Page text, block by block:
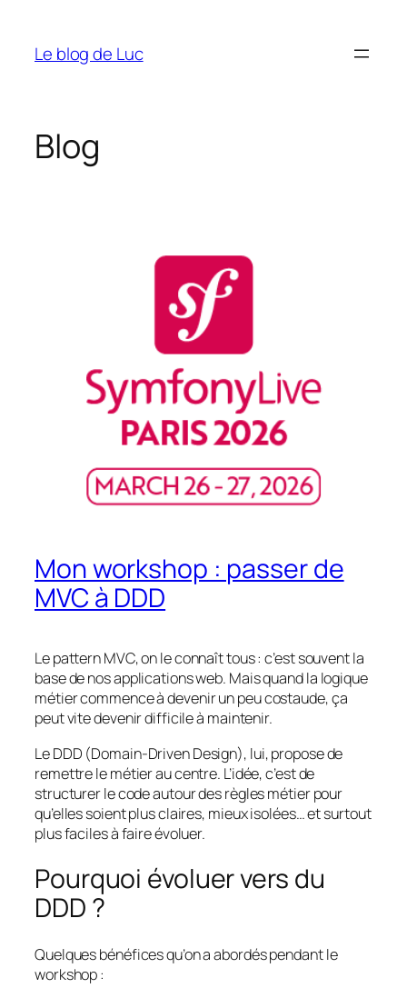
contenu
Le blog de Luc
Blog
Mon workshop : passer de
MVC à DDD
Le pattern MVC, on le connaît tous : c’est souvent la
base de nos applications web. Mais quand la logique
métier commence à devenir un peu costaude, ça
peut vite devenir difficile à maintenir.
Le DDD (Domain-Driven Design), lui, propose de
remettre le métier au centre. L’idée, c’est de
structurer le code autour des règles métier pour
qu’elles soient plus claires, mieux isolées… et surtout
plus faciles à faire évoluer.
Pourquoi évoluer vers du
DDD ?
Quelques bénéfices qu’on a abordés pendant le
workshop :